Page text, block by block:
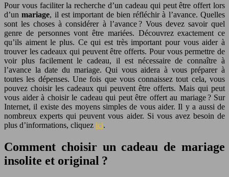
Pour vous faciliter la recherche d’un cadeau qui peut être offert lors
d’unmariage, il est important de bien réfléchir à l’avance. Quelles
sont les choses à considérer à l’avance ? Vous devez savoir quel
genre de personnes vont être mariées. Découvrez exactement ce
qu’ils aiment le plus. Ce qui est très important pour vous aider à
trouver les cadeaux qui peuvent être offerts. Pour vous permettre de
voir plus facilement le cadeau, il est nécessaire de connaître à
l’avance la date du mariage. Qui vous aidera à vous préparer à
toutes les dépenses. Une fois que vous connaissez tout cela, vous
pouvez choisir les cadeaux qui peuvent être offerts. Mais qui peut
vous aider à choisir le cadeau qui peut être offert au mariage ? Sur
Internet, il existe des moyens simples de vous aider. Il y a aussi de
nombreux experts qui peuvent vous aider. Si vous avez besoin de
plus d’informations, cliquez ici.
Comment choisir un cadeau de mariage
insolite et original ?